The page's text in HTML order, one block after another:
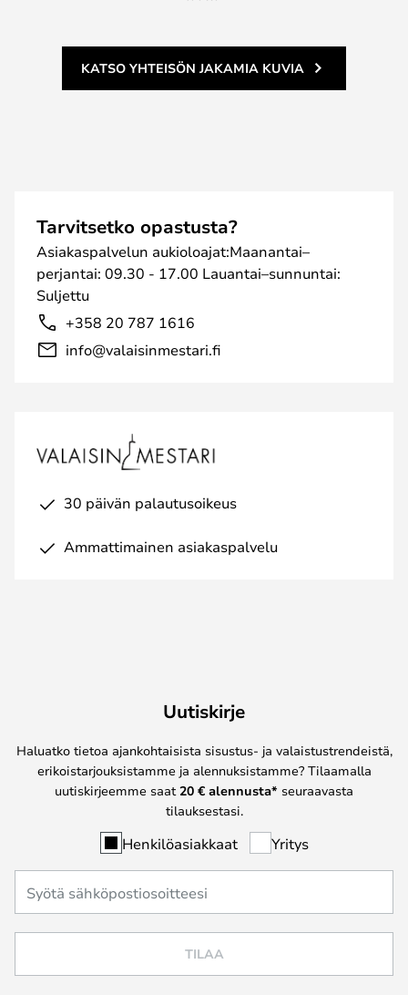
KATSO YHTEISÖN JAKAMIA KUVIA
Tarvitsetko opastusta?
Asiakaspalvelun aukioloajat:Maanantai–
perjantai: 09.30 - 17.00 Lauantai–sunnuntai:
Suljettu
+358 20 787 1616
info@valaisinmestari.fi
30 päivän palautusoikeus
Ammattimainen asiakaspalvelu
Uutiskirje
Haluatko tietoa ajankohtaisista sisustus- ja valaistustrendeistä,
erikoistarjouksistamme ja alennuksistamme? Tilaamalla
uutiskirjeemme saat 20 € alennusta* seuraavasta
tilauksestasi.
Henkilöasiakkaat Yritys
TILAA